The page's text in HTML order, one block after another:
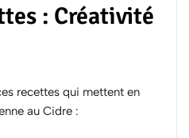
: Créativité
recettes qui mettent en
au Cidre :